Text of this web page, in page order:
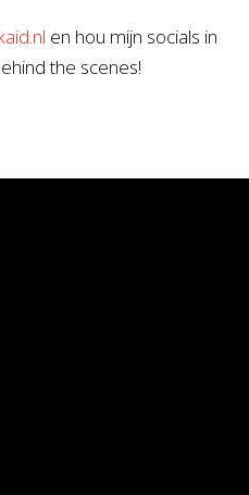
en hou mijn socials in
the scenes!